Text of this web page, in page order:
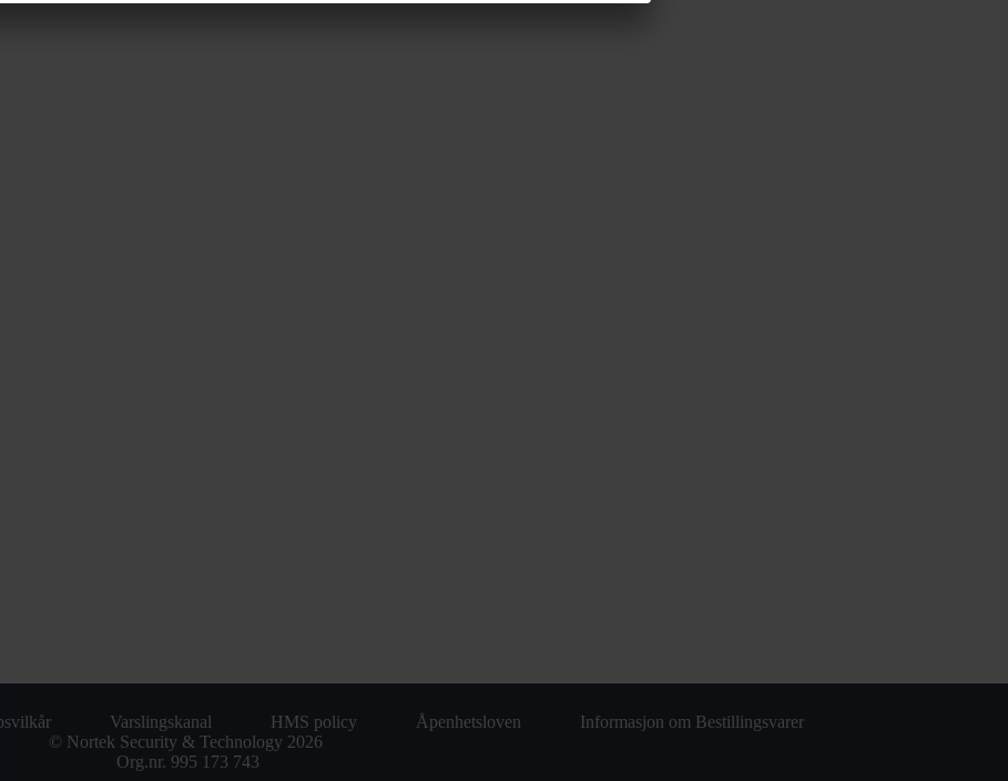
Varslingskanal HMS policy Åpenhetsloven
Informasjon om Bestillingsvarer
© Nortek Security & Technology 2026
Org.nr. 995 173 743